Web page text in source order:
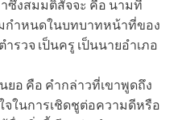
ซึ่งสมมติสัจจะ คือ นามที่
มกำหนดในบทบาทหน้าที่ของ
รวจ เป็นครู เป็นนายอำเภอ
ยอ คือ คำกล่าวที่เขาพูดถึง
ในการเชิดชูต่อความดีหรือ